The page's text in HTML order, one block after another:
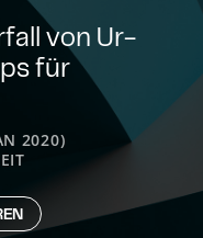
von Ur­
für
2020)